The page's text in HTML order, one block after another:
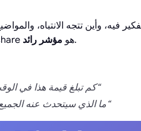
فيه، وأين تتجه الانتباه،
للمتداولين والمستثمرين. Mindshare هو مؤشر رائد
.
”كم تبلغ قيمة هذا في الوقت الحالي؟“
”ما الذي سيتحدث عنه الجميع غدًا؟“